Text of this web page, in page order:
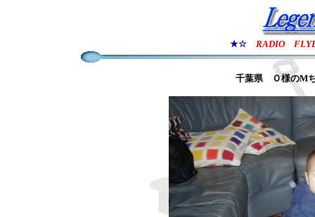
★☆ RADIO
千葉県 Ｏ様のM